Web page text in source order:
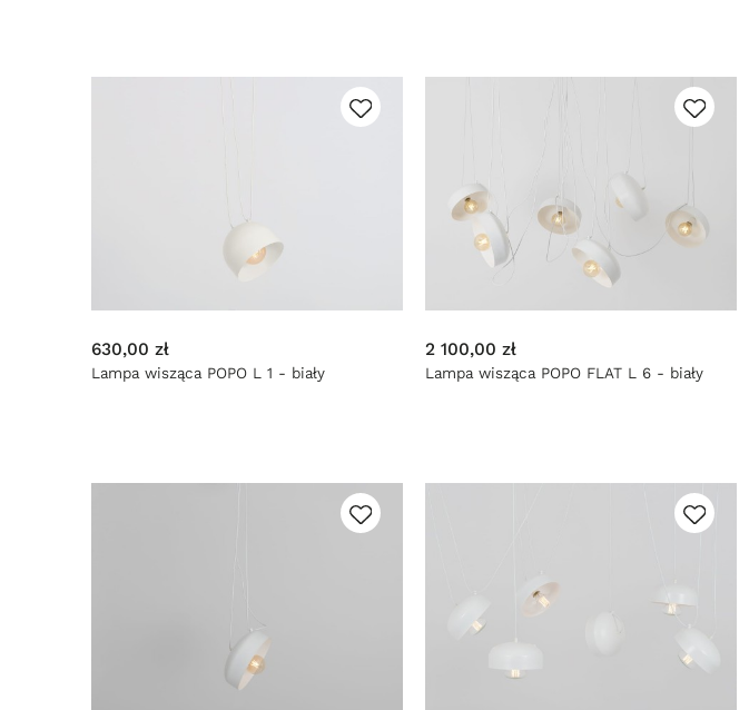
630,00 zł
Lampa wisząca POPO L 1 - biały
2 100,00 zł
Lampa wisząca POPO FLAT L 6 - biały